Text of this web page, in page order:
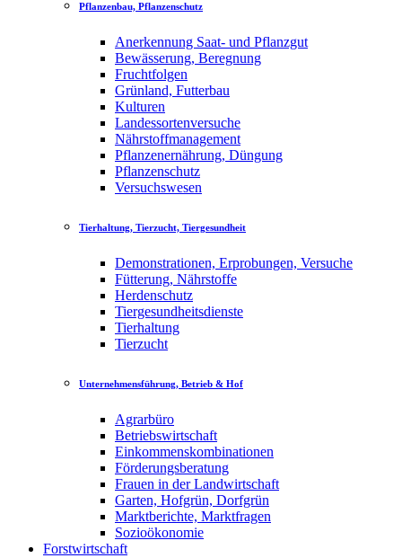
Pflanzenbau, Pflanzenschutz
Anerkennung Saat- und Pflanzgut
Bewässerung, Beregnung
Fruchtfolgen
Grünland, Futterbau
Kulturen
Landessortenversuche
Nährstoffmanagement
Pflanzenernährung, Düngung
Pflanzenschutz
Versuchswesen
Tierhaltung, Tierzucht, Tiergesundheit
Demonstrationen, Erprobungen, Versuche
Fütterung, Nährstoffe
Herdenschutz
Tiergesundheitsdienste
Tierhaltung
Tierzucht
Unternehmensführung, Betrieb & Hof
Agrarbüro
Betriebswirtschaft
Einkommenskombinationen
Förderungsberatung
Frauen in der Landwirtschaft
Garten, Hofgrün, Dorfgrün
Marktberichte, Marktfragen
Sozioökonomie
Forstwirtschaft